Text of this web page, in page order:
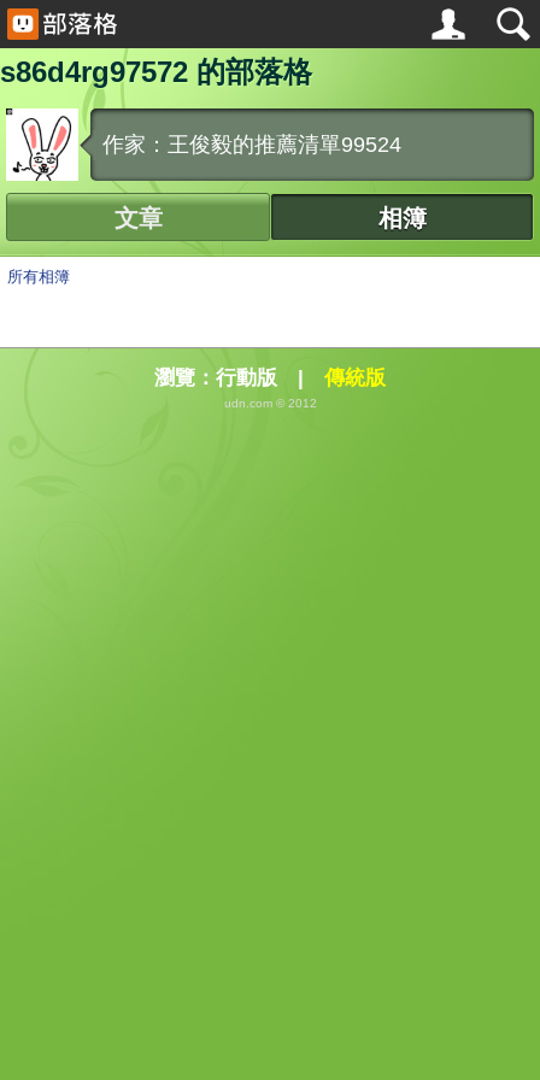
s86d4rg97572 的部落格
作家：王俊毅的推薦清單99524
文章 相簿
所有相簿
瀏覽： 行動版 | 傳統版
udn.com © 2012